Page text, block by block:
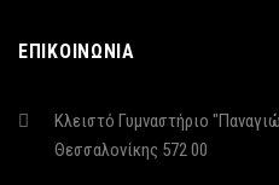
ΕΠΙΚΟΙΝΩΝΙΑ
Κλειστό Γυμναστήριο
Θεσσαλονίκης 572 00